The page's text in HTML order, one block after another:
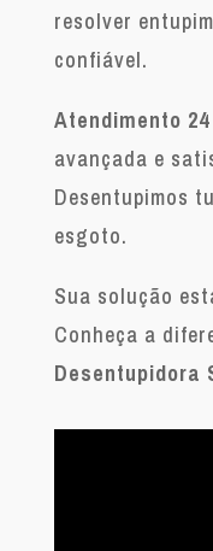
resolver
confiável.
Atendimento
avançada e
Desentupimos
esgoto.
Sua solução
Conheça a
Desentupidora